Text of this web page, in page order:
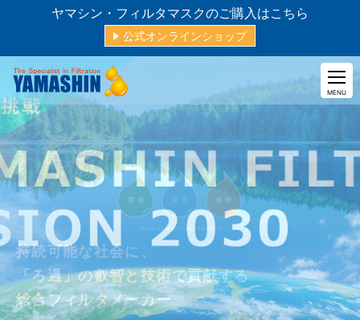
CLOSE
MENU
持続可能な社会に、
「ろ過」の叡智と技術で貢献する
総合フィルタメーカー
ヤマシン・フィルタマスクのご購入はこちら
公式オンラインショップ